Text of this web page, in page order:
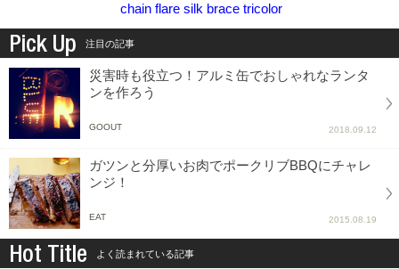
chain flare silk brace tricolor
Pick Up 注目の記事
災害時も役立つ！アルミ缶でおしゃれなランタ
ンを作ろう
GOOUT 2018.09.12
ガツンと分厚いお肉でポークリブBBQにチャレ
ンジ！
EAT 2015.08.19
Hot Title よく読まれている記事